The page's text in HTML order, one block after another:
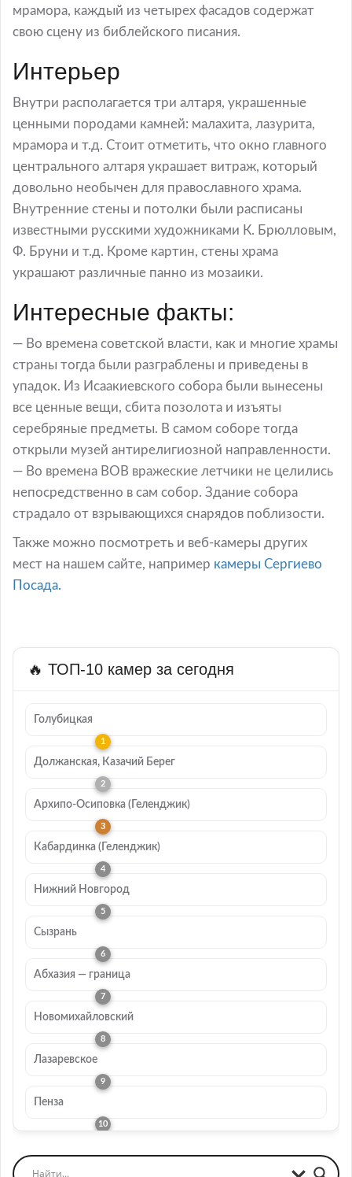
мрамора, каждый из четырех фасадов содержат
свою сцену из библейского писания.
Интерьер
Внутри располагается три алтаря, украшенные
ценными породами камней: малахита, лазурита,
мрамора и т.д. Стоит отметить, что окно главного
центрального алтаря украшает витраж, который
довольно необычен для православного храма.
Внутренние стены и потолки были расписаны
известными русскими художниками К. Брюлловым,
Ф. Бруни и т.д. Кроме картин, стены храма
украшают различные панно из мозаики.
Интересные факты:
— Во времена советской власти, как и многие храмы
страны тогда были разграблены и приведены в
упадок. Из Исаакиевского собора были вынесены
все ценные вещи, сбита позолота и изъяты
серебряные предметы. В самом соборе тогда
открыли музей антирелигиозной направленности.
— Во времена ВОВ вражеские летчики не целились
непосредственно в сам собор. Здание собора
страдало от взрывающихся снарядов поблизости.
Также можно посмотреть и веб-камеры других
мест на нашем сайте, например камеры Сергиево
Посада.
🔥 ТОП-10 камер за сегодня
Голубицкая
Должанская, Казачий Берег
Архипо-Осиповка (Геленджик)
Кабардинка (Геленджик)
Нижний Новгород
Сызрань
Абхазия — граница
Новомихайловский
Лазаревское
Пенза